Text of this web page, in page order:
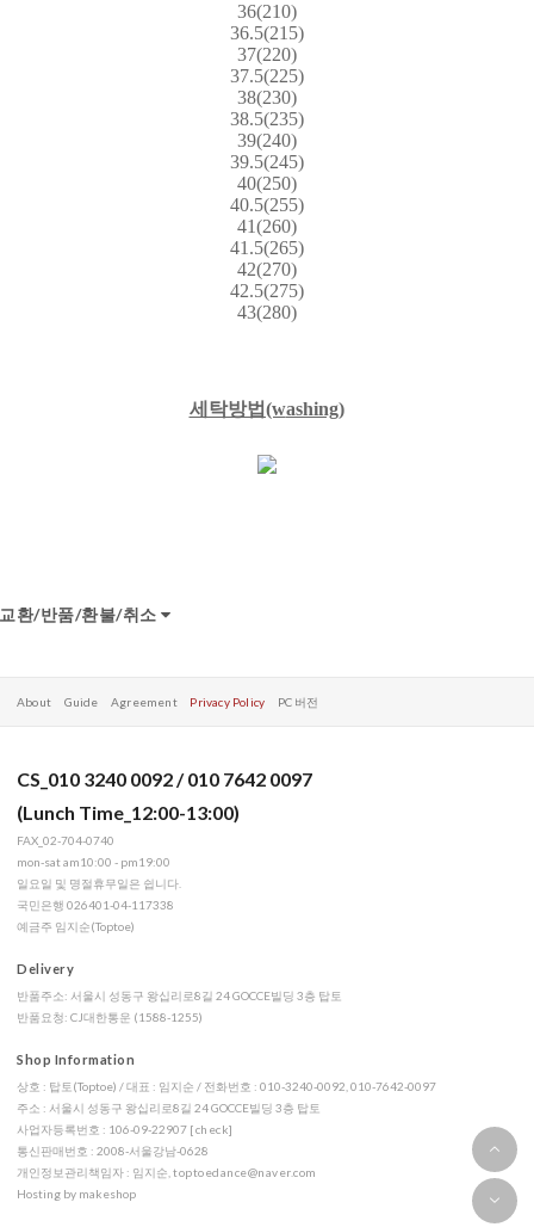
36(210)
36.5(215)
37(220)
37.5(225)
38(230)
38.5(235)
39(240)
39.5(245)
40(250)
40.5(255)
41(260)
41.5(265)
42(270)
42.5(275)
43(280)
세탁방법(washing)
교환/반품/환불/취소
About Guide Agreement Privacy Policy PC 버전
CS_010 3240 0092 / 010 7642 0097
(Lunch Time_12:00-13:00)
FAX_02-704-0740
mon-sat am10:00 - pm19:00
일요일 및 명절휴무일은 쉽니다.
국민은행 026401-04-117338
예금주 임지순(Toptoe)
Delivery
반품주소: 서울시 성동구 왕십리로8길 24 GOCCE빌딩 3층 탑토
반품요청: CJ대한통운 (1588-1255)
Shop Information
상호 : 탑토(Toptoe) / 대표 : 임지순 / 전화번호 : 010-3240-0092, 010-7642-0097
주소 : 서울시 성동구 왕십리로8길 24 GOCCE빌딩 3층 탑토
사업자등록번호 : 106-09-22907 [check]
통신판매번호 : 2008-서울강남-0628
개인정보관리책임자 : 임지순,toptoedance@naver.com
Hosting by makeshop